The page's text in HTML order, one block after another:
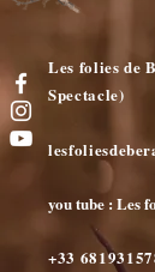
Les folies de
Spectacle)
you tube : Les
+33